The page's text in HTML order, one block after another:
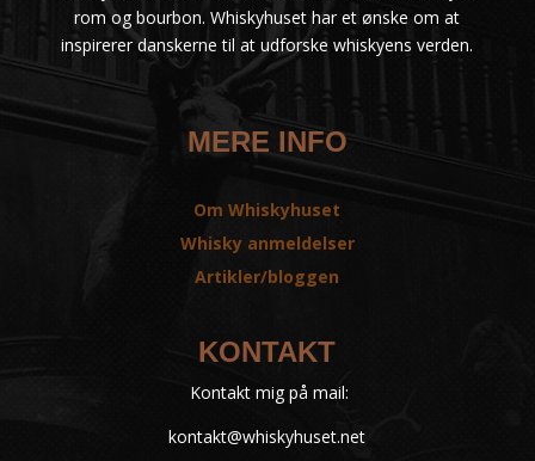
rom og bourbon. Whiskyhuset har et ønske om at
inspirerer danskerne til at udforske whiskyens verden.
MERE INFO
Om Whiskyhuset
Whisky anmeldelser
Artikler/bloggen
KONTAKT
Kontakt mig på mail:
kontakt@whiskyhuset.net